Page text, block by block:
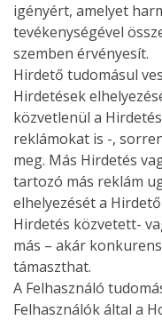
igényért, amelyet
tevékenységével
szemben érvényesít.
Hirdető tudomásul
Hirdetések
közvetlenül a
reklámokat is -,
meg. Más Hirdetés
tartozó más reklám
elhelyezését a
Hirdetés közvetett-
más – akár
támaszthat.
A Felhasználó
Felhasználók által a